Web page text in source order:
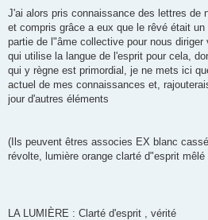
J'ai alors pris connaissance des lettres de
et compris grâce a eux que le rêvé était
partie de l"âme collective pour nous diriger
qui utilise la langue de l'esprit pour cela,
qui y règne est primordial, je ne mets ici
actuel de mes connaissances et,
jour d'autres éléments
(Ils peuvent êtres associes EX blanc
révolte, lumière orange clarté d"esprit
LA LUMIÈRE : Clarté d'esprit , vérité